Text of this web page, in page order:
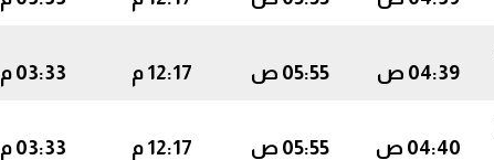
04:39 ص 05:55 ص 12:17 م 03:33 م
04:40 ص 05:55 ص 12:17 م 03:33 م